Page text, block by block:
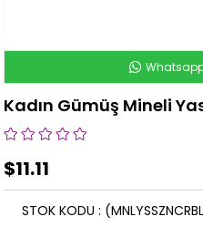
Kadın Gümüş Mineli
$11.11
STOK KODU